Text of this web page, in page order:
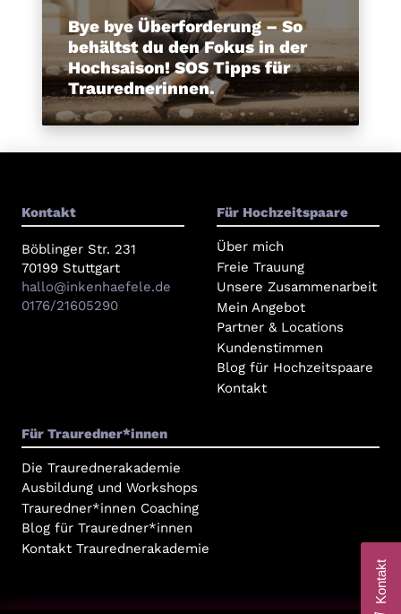
Bye bye Überforderung – So
behältst du den Fokus in der
Hochsaison! SOS Tipps für
Traurednerinnen.
Kontakt
Böblinger Str. 231
70199 Stuttgart
hallo@inkenhaefele.de
0176/21605290
Für Hochzeitspaare
Über mich
Freie Trauung
Unsere Zusammenarbeit
Mein Angebot
Partner & Locations
Kundenstimmen
Blog für Hochzeitspaare
Kontakt
Für Trauredner*innen
Die Traurednerakademie
Ausbildung und Workshops
Trauredner*innen Coaching
Blog für Trauredner*innen
Kontakt Traurednerakademie
Kontakt